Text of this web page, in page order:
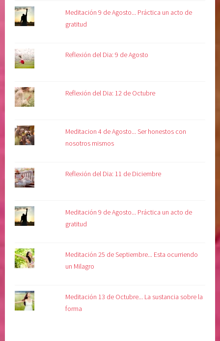
Meditación 9 de Agosto... Práctica un acto de
gratitud
Reflexión del Dia: 9 de Agosto
Reflexión del Dia: 12 de Octubre
Meditacion 4 de Agosto... Ser honestos con
nosotros mismos
Reflexión del Dia: 11 de Diciembre
Meditación 9 de Agosto... Práctica un acto de
gratitud
Meditación 25 de Septiembre... Esta ocurriendo
un Milagro
Meditación 13 de Octubre... La sustancia sobre la
forma